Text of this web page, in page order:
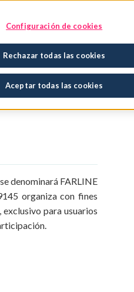
Encuentra tu tratamiento
denominará FARLINE
organiza con fines
para usuarios
Configuración de cookies
Rechazar todas las cookies
Aceptar todas las cookies